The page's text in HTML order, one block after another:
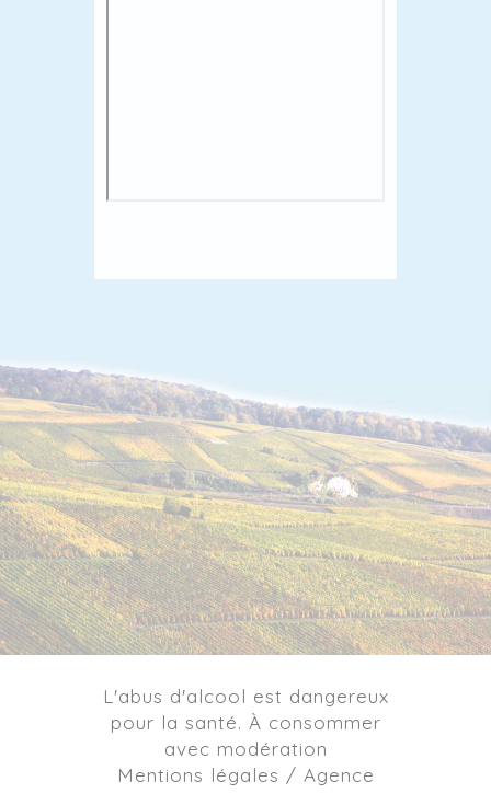
L'abus d'alcool est dangereux
pour la santé. À consommer
avec modération
Mentions légales / Agence